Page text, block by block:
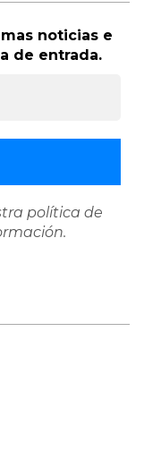
noticias e
de entrada.
política de